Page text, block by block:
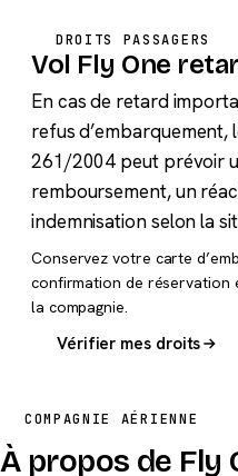
DROITS PASSAGERS
Vol Fly One
En cas de retard
refus d’embarquement,
261/2004 peut prévoir
remboursement, un
indemnisation selon la
Conservez votre carte
confirmation de réservation
la compagnie.
Vérifier mes droits
COMPAGNIE AÉRIENNE
À propos de Fly